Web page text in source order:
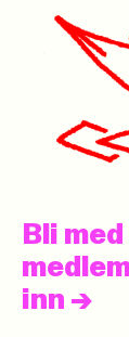
Bli
inn ->